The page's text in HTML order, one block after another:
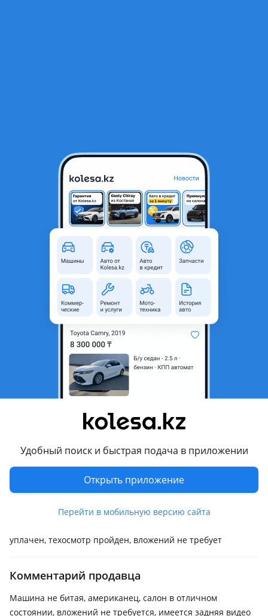
Удобный поиск и быстрая подача в приложении
Открыть приложение
Перейти в мобильную версию сайта
Toyota Corolla 2011 года
Объявление находится в архиве и может быть
Алматы, Алматинская
2006 - 2013 E140/150 (E15)
Седан
Объем двигателя, л
Пробег
Автомат
Руль
Слева
Цвет
Растаможен в Казахстане
Да
уплачен, техосмотр пройден, вложений не требует
Комментарий продавца
Машина не битая, американец, салон в отличном
состоянии, вложений не требуется, имеется задняя видео